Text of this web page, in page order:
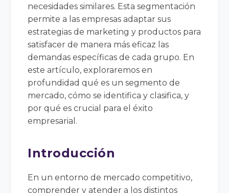
necesidades similares. Esta segmentación
permite a las empresas adaptar sus
estrategias de marketing y productos para
satisfacer de manera más eficaz las
demandas específicas de cada grupo. En
este artículo, exploraremos en
profundidad qué es un segmento de
mercado, cómo se identifica y clasifica, y
por qué es crucial para el éxito
empresarial.
Introducción
En un entorno de mercado competitivo,
comprender y atender a los distintos